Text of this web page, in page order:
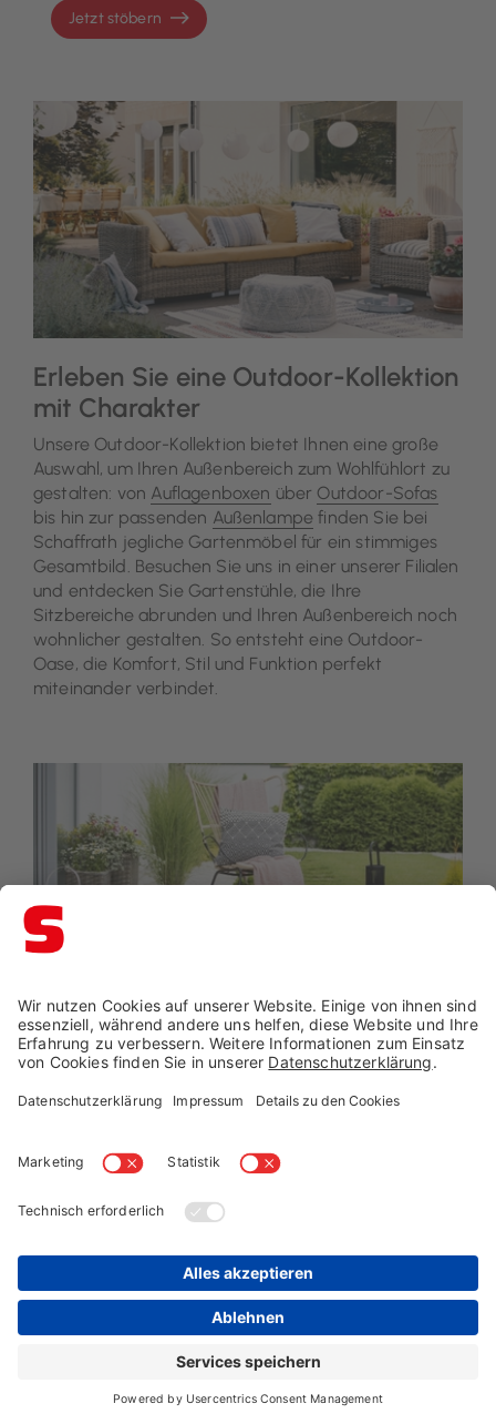
Jetzt stöbern
Erleben Sie eine Outdoor-Kollektion
mit Charakter
Unsere Outdoor-Kollektion bietet Ihnen eine große
Auswahl, um Ihren Außenbereich zum Wohlfühlort zu
gestalten: von Auflagenboxen über Outdoor-Sofas
bis hin zur passenden Außenlampe finden Sie bei
Schaffrath jegliche Gartenmöbel für ein stimmiges
Gesamtbild. Besuchen Sie uns in einer unserer Filialen
und entdecken Sie Gartenstühle, die Ihre
Sitzbereiche abrunden und Ihren Außenbereich noch
wohnlicher gestalten. So entsteht eine Outdoor-
Oase, die Komfort, Stil und Funktion perfekt
miteinander verbindet.
Inspirationen zum Anfassen
In unseren Gartenausstellungen (von Februar bis
Oktober) erleben Sie Materialien, Farben und Formen
Probesitzen und unterschiedliche Stilrichtungen live
entdecken. Neben Gartenstühlen haben Sie die
Gartenbänke und passende Tische in Kombination zu
Ihre zukünftige Outdoor-Sitzgruppe wirkt: Dabei
entdecken Sie oft neue Kombinationsmöglichkeiten,
an die Sie zuvor vielleicht gar nicht gedacht haben.
Jetzt alle Gartenmöbel entdecken